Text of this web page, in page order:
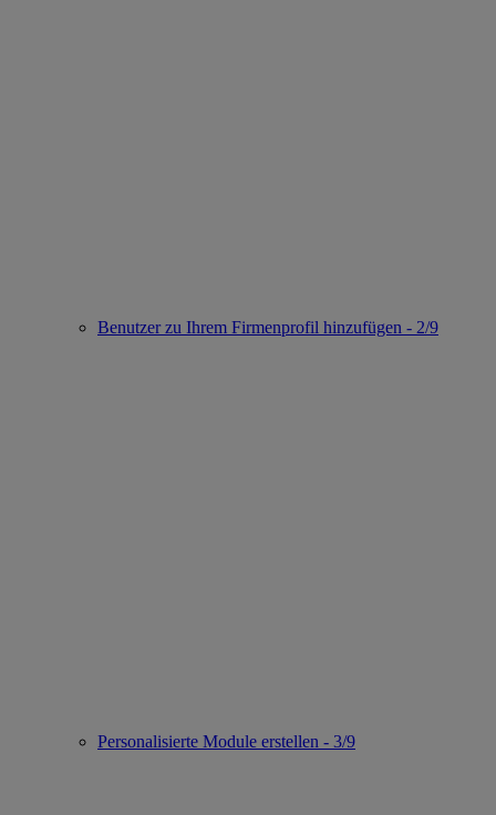
Benutzer zu Ihrem Firmenprofil hinzufügen - 2/9
Personalisierte Module erstellen - 3/9